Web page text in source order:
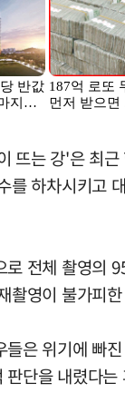
뜨는 강'은 최근
를 하차시키고
로 전체 촬영의
촬영이 불가피
들은 위기에 빠
판단을 내렸다는